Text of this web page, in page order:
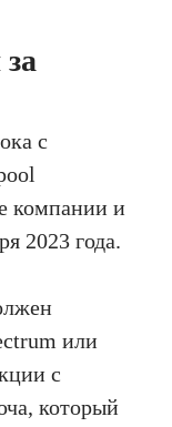
с
компании и
2023 года.
или
с
который